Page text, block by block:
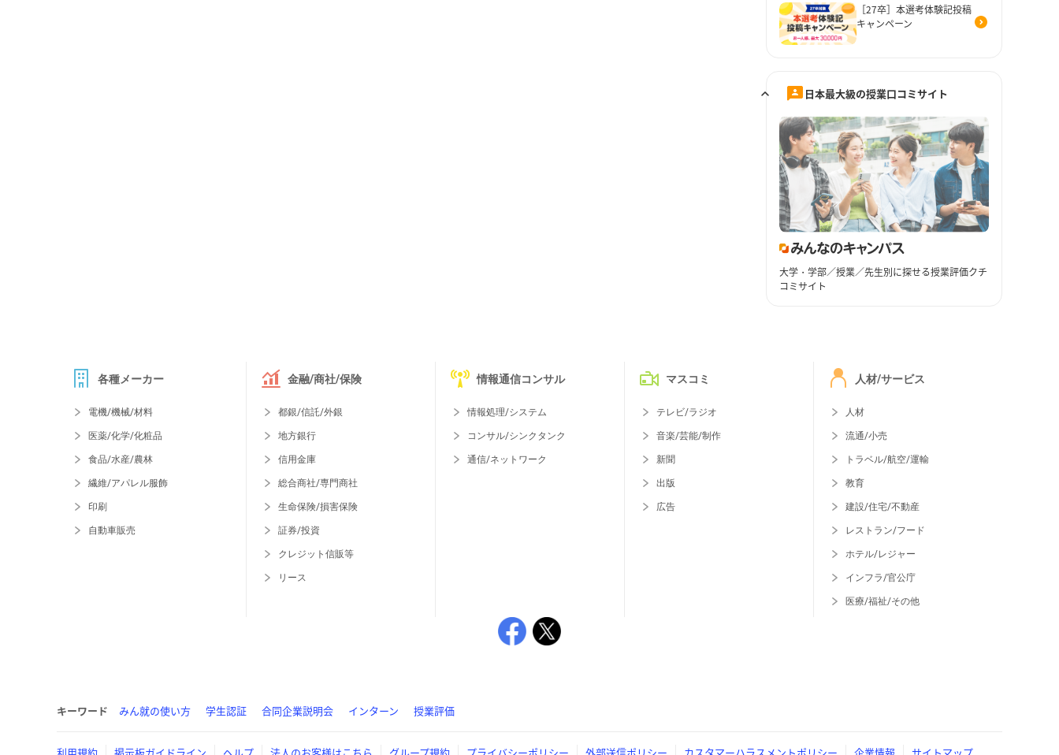
［27卒］本選考体験記投稿
キャンペーン
日本最大級の授業口コミサイト
大学・学部／授業／先生別に探せる授業評価クチ
コミサイト
各種メーカー
電機/機械/材料
医薬/化学/化粧品
食品/水産/農林
繊維/アパレル服飾
印刷
自動車販売
金融/商社/保険
都銀/信託/外銀
地方銀行
信用金庫
総合商社/専門商社
生命保険/損害保険
証券/投資
クレジット信販等
リース
情報通信コンサル
情報処理/システム
コンサル/シンクタンク
通信/ネットワーク
マスコミ
テレビ/ラジオ
音楽/芸能/制作
新聞
出版
広告
人材/サービス
人材
流通/小売
トラベル/航空/運輸
教育
建設/住宅/不動産
レストラン/フード
ホテル/レジャー
インフラ/官公庁
医療/福祉/その他
キーワード みん就の使い方 学生認証 合同企業説明会 インターン 授業評価